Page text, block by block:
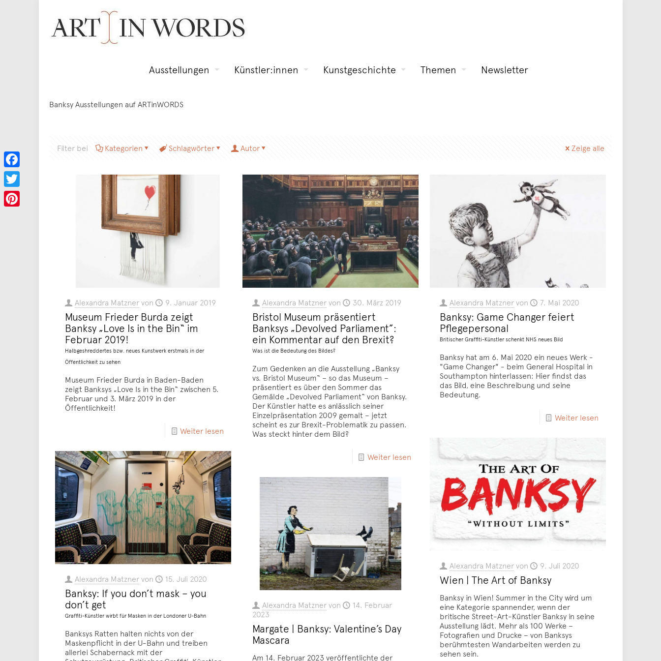
Ausstellungen Künstler:innen Kunstgeschichte Themen Newsletter
Banksy Ausstellungen auf ARTinWORDS
Filter bei Kategorien Schlagwörter Autor Zeige alle
Alexandra Matznervon 9. Januar 2019
Museum Frieder Burda zeigt
Banksy „Love Is in the Bin“ im
Februar 2019!
Halbgeshreddertes bzw. neues Kunstwerk erstmals in der
Öffentlichkeit zu sehen
Museum Frieder Burda in Baden-Baden
zeigt Banksys „Love Is in the Bin“ zwischen 5.
Februar und 3. März 2019 in der
Öffentlichkeit!
Weiter lesen
Alexandra Matznervon 30. März 2019
Bristol Museum präsentiert
Banksys „Devolved Parliament”:
ein Kommentar auf den Brexit?
Was ist die Bedeutung des Bildes?
Zum Gedenken an die Ausstellung „Banksy
vs. Bristol Museum“ – so das Museum –
präsentiert es über den Sommer das
Gemälde „Devolved Parliament“ von Banksy.
Der Künstler hatte es anlässlich seiner
Einzelpräsentation 2009 gemalt – jetzt
scheint es zur Brexit-Problematik zu passen.
Was steckt hinter dem Bild?
Weiter lesen
Alexandra Matznervon 7. Mai 2020
Banksy: Game Changer feiert
Pflegepersonal
Britischer Graffiti-Künstler schenkt NHS neues Bild
Banksy hat am 6. Mai 2020 ein neues Werk -
"Game Changer" - beim General Hospital in
Southampton hinterlassen: Hier findst das
das Bild, eine Beschreibung und seine
Bedeutung.
Weiter lesen
Alexandra Matznervon 9. Juli 2020
Wien | The Art of Banksy
Banksy in Wien! Summer in the City wird um
eine Kategorie spannender, wenn der
britische Street-Art-Künstler Banksy in seine
Ausstellung lädt. Mehr als 100 Werke –
Fotografien und Drucke – von Banksys
berühmtesten Wandarbeiten werden zu
sehen sein.
Alexandra Matznervon 15. Juli 2020
Banksy: If you don’t mask – you
don’t get
Graffiti-Künstler wirbt für Masken in der Londoner U-Bahn
Banksys Ratten halten nichts von der
Maskenpflicht in der U-Bahn und treiben
allerlei Schabernack mit der
Alexandra Matznervon
14. Februar
2023
Margate | Banksy: Valentine’s Day
Mascara
Am 14. Februar 2023 veröffentlichte der
Facebook
Twitter